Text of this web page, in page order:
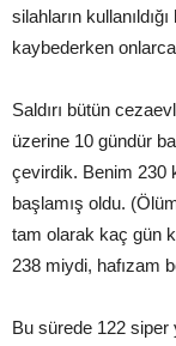
silahların
kaybederken
Saldırı bütün
üzerine 10 gündür
çevirdik. Benim 230
başlamış oldu.
tam olarak kaç gün
238 miydi, hafızam
Bu sürede 122 siper